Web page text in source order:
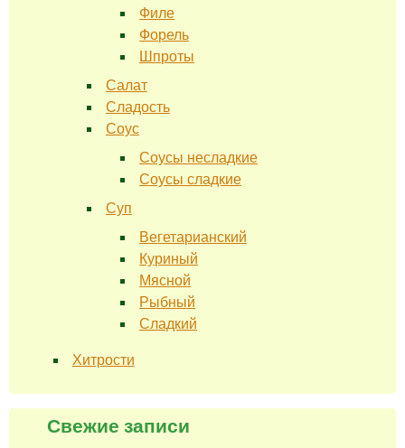
Филе
Форель
Шпроты
Салат
Сладость
Соус
Соусы несладкие
Соусы сладкие
Суп
Вегетарианский
Куриный
Мясной
Рыбный
Сладкий
Хитрости
Свежие записи